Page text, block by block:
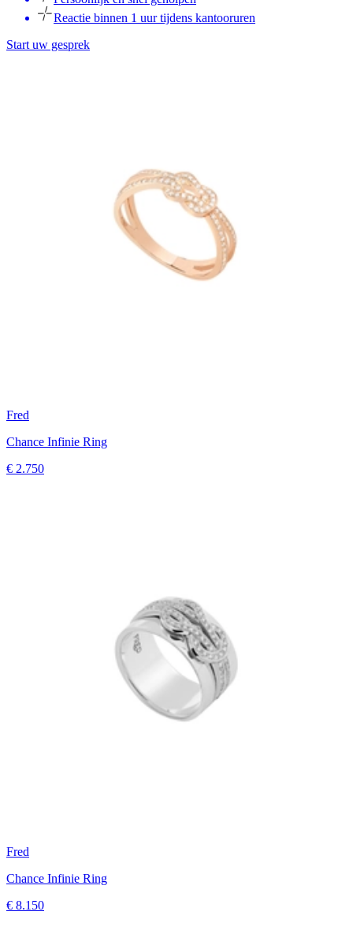
Reactie binnen 1 uur tijdens kantooruren
Start uw gesprek
Fred
Chance Infinie Ring
€ 2.750
Fred
Chance Infinie Ring
€ 8.150